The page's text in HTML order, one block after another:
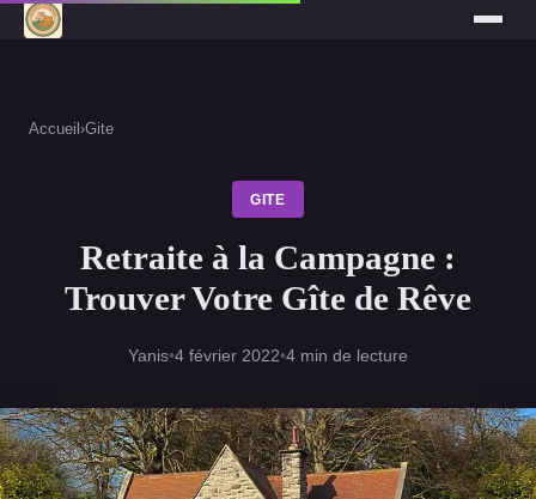
Accueil ›Gite
GITE
Retraite à la Campagne :
Trouver Votre Gîte de Rêve
Yanis•4 février 2022•4 min de lecture